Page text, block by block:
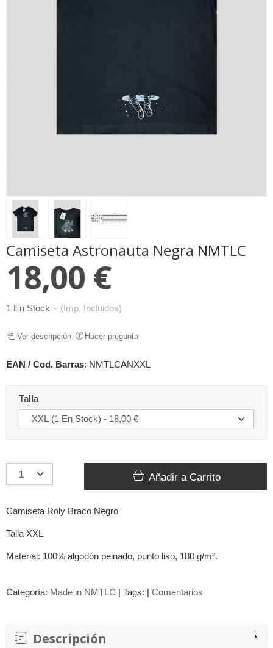
Camiseta Astronauta Negra NMTLC
18,00 €
1 En Stock - (Imp. Incluidos)
Ver descripción Hacer pregunta
EAN / Cod. Barras: NMTLCANXXL
Talla
Añadir a Carrito
Camiseta Roly Braco Negro
Talla XXL
Material: 100% algodón peinado, punto liso, 180 g/m².
Categoría: Made in NMTLC | Tags: | Comentarios
Descripción